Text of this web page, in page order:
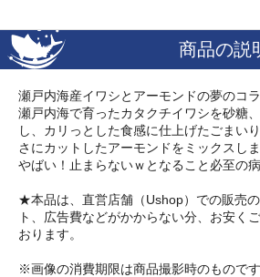
商品の説
瀬戸内海産イワシとアーモンドの夢のコラ
瀬戸内海で育ったカタクチイワシを砂糖
し、カリっとした食感に仕上げたごまい
さにカットしたアーモンドをミックスしま
やばい！止まらないｗとなること必至の
★本品は、直営店舗（Ushop）での販売
ト、広告費などがかからない分、お安く
おります。
※画像の消費期限は商品撮影時のもので